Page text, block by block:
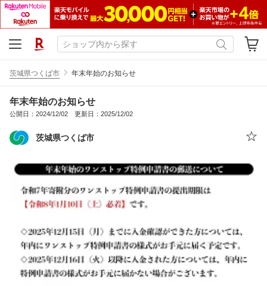
茨城県つくば市 年末年始のお知らせ
年末年始のお知らせ
公開日：2024/12/02 更新日：2025/12/02
茨城県つくば市